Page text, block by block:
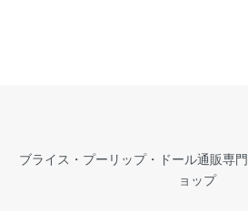
ブライス・プーリップ・ドール通販専
ョップ